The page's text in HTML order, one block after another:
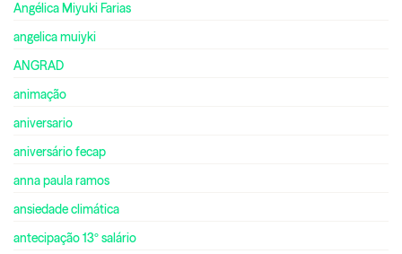
Angélica Miyuki Farias
angelica muiyki
ANGRAD
animação
aniversario
aniversário fecap
anna paula ramos
ansiedade climática
antecipação 13º salário